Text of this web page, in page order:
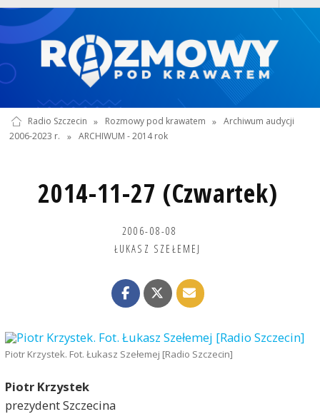
Radio Szczecin » Rozmowy pod krawatem » Archiwum audycji
2006-2023 r.
» ARCHIWUM - 2014 rok
2014-11-27 (Czwartek)
2006-08-08
ŁUKASZ SZEŁEMEJ
Piotr Krzystek. Fot. Łukasz Szełemej [Radio Szczecin]
Piotr Krzystek
prezydent Szczecina